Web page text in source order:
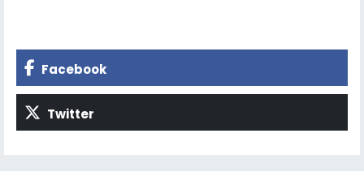
Facebook
Twitter